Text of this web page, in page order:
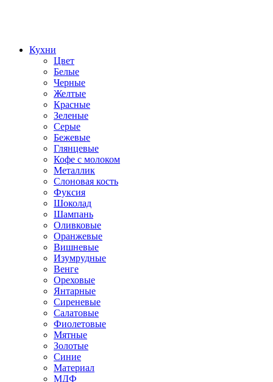
Кухни
Цвет
Белые
Черные
Желтые
Красные
Зеленые
Серые
Бежевые
Глянцевые
Кофе с молоком
Металлик
Слоновая кость
Фуксия
Шоколад
Шампань
Оливковые
Оранжевые
Вишневые
Изумрудные
Венге
Ореховые
Янтарные
Сиреневые
Салатовые
Фиолетовые
Мятные
Золотые
Синие
Материал
МДФ